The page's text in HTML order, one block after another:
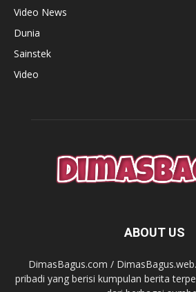
Video News
Dunia
Sainstek
Video
ABOUT US
DimasBagus.com /
pribadi yang berisi kumpulan berita